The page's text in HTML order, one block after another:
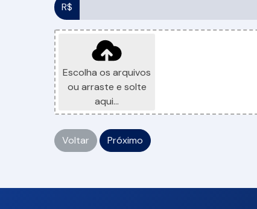
R$
Escolha os arquivos
ou arraste e solte
aqui...
Voltar Próximo